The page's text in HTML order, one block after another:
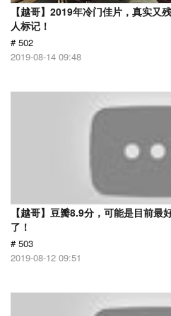
【越哥】2019年冷门佳片，真实又
人标记！
# 502
2019-08-14 09:48
【越哥】豆瓣8.9分，可能是目前
了！
# 503
2019-08-12 09:51